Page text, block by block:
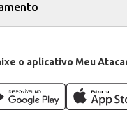
uso doméstico quanto para
do ramo pet.
o aplicativo Meu